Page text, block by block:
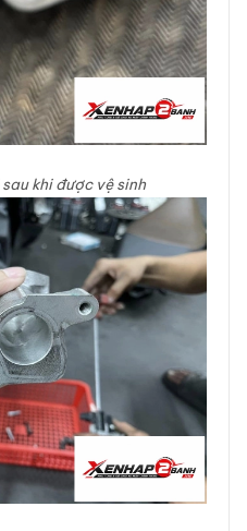
khi được vệ sinh